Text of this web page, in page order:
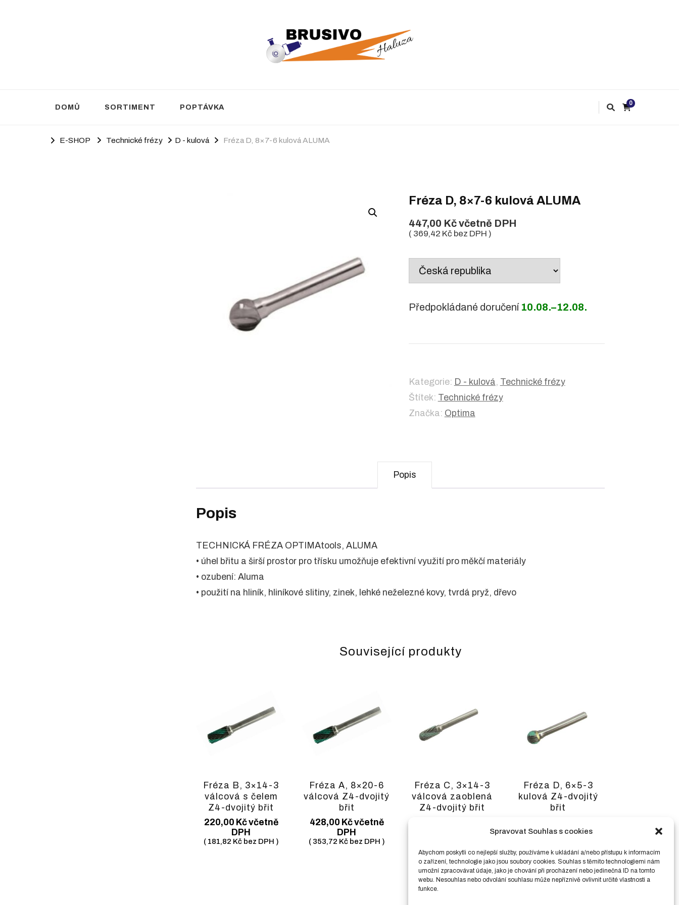
Spravovat Souhlas s cookies
Abychom poskytli co nejlepší služby, používáme k ukládání a/nebo přístupu k informacím
o zařízení, technologie jako jsou soubory cookies. Souhlas s těmito technologiemi nám
umožní zpracovávat údaje, jako je chování při procházení nebo jedinečná ID na tomto
webu. Nesouhlas nebo odvolání souhlasu může nepříznivě ovlivnit určité vlastnosti a
funkce.
DOMŮ SORTIMENT POPTÁVKA 0
E-SHOP Technické frézy D - kulová Fréza D, 8×7-6 kulová ALUMA
Fréza D, 8×7-6 kulová ALUMA
447,00 Kčvčetně DPH
( 369,42 Kč bez DPH )
Country
Předpokládané doručení 10.08.–12.08.
Kategorie: D - kulová, Technické frézy
Štítek: Technické frézy
Značka: Optima
Popis
Popis
TECHNICKÁ FRÉZA OPTIMAtools, ALUMA
• úhel břitu a širší prostor pro třísku umožňuje efektivní využití pro měkčí materiály
• ozubení: Aluma
• použití na hliník, hliníkové slitiny, zinek, lehké neželezné kovy, tvrdá pryž, dřevo
Související produkty
Fréza B, 3×14-3
válcová s čelem
Z4-dvojitý břit
220,00 Kčvčetně
DPH
( 181,82 Kčbez DPH )
Fréza A, 8×20-6
válcová Z4-dvojitý
břit
428,00 Kčvčetně
DPH
( 353,72 Kčbez DPH )
Fréza C, 3×14-3
válcová zaoblená
Z4-dvojitý břit
Fréza D, 6×5-3
kulová Z4-dvojitý
břit
DPH